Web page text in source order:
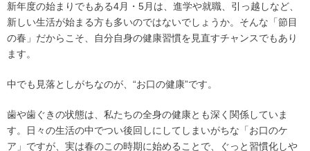
新年度の始まりでもある4月・5月は、進学や就職、引っ越しなど、
新しい生活が始まる方も多いのではないでしょうか。そんな「節目
の春」だからこそ、自分自身の健康習慣を見直すチャンスでもあり
ます。
中でも見落としがちなのが、 “お口の健康”です。
歯や歯ぐきの状態は、私たちの全身の健康とも深く関係していま
す。日々の生活の中でつい後回しにしてしまいがちな「お口のケ
ア」ですが、実は春のこの時期に始めることで、ぐっと習慣化しや